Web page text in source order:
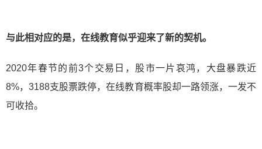
与此相对应的是，在线教育似乎迎来了新的契机。
2020年春节的前3个交易日，股市一片哀鸿，大盘暴跌近
8%，3188支股票跌停，在线教育概率股却一路领涨，一发不
可收拾。